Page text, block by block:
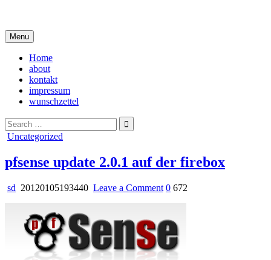
content
Menu
Home
about
kontakt
impressum
wunschzettel
Search
for:
Posted
Uncategorized
pfsense update 2.0.1 auf der firebox
sd 20120105193440 Leave a Commenton
2.0.1
auf
der
firebox
0 672